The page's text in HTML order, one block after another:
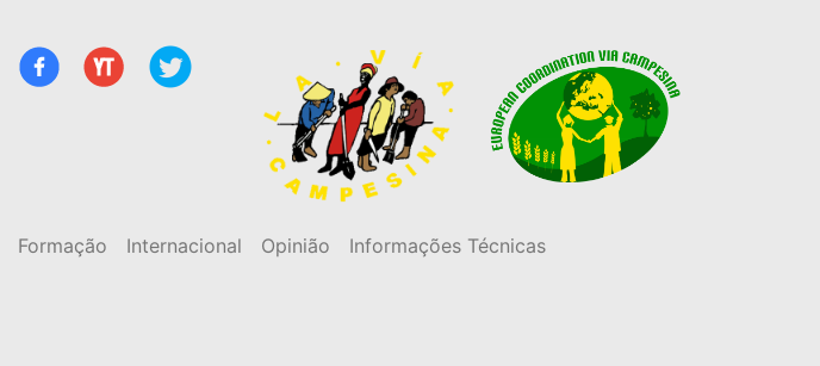
Formação Internacional Opinião Informações Técnicas